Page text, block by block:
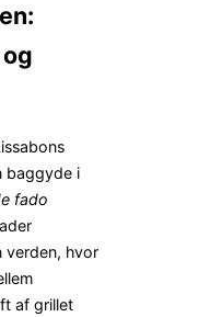
baggyde i
fado
hvor
af grillet